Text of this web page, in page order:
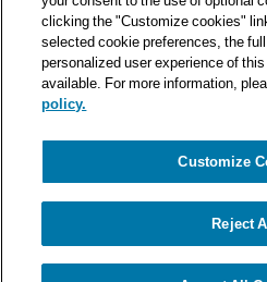
Deloitte Société d’Avocats décline
aux éventuelles erreurs et omissions
Politique de
Mentions
© Deloitte Société d’Avocats.
clicking the "Customize cookies"
selected cookie preferences, the
personalized user experience of
available. For more information,
policy.
Customize
Reject